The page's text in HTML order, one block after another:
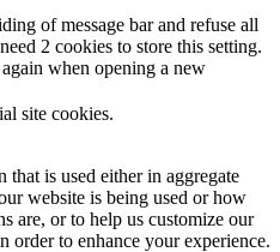
of message bar and refuse all
2 cookies to store this setting.
when opening a new
site cookies.
is used either in aggregate
website is being used or how
are, or to help us customize our
order to enhance your experience.